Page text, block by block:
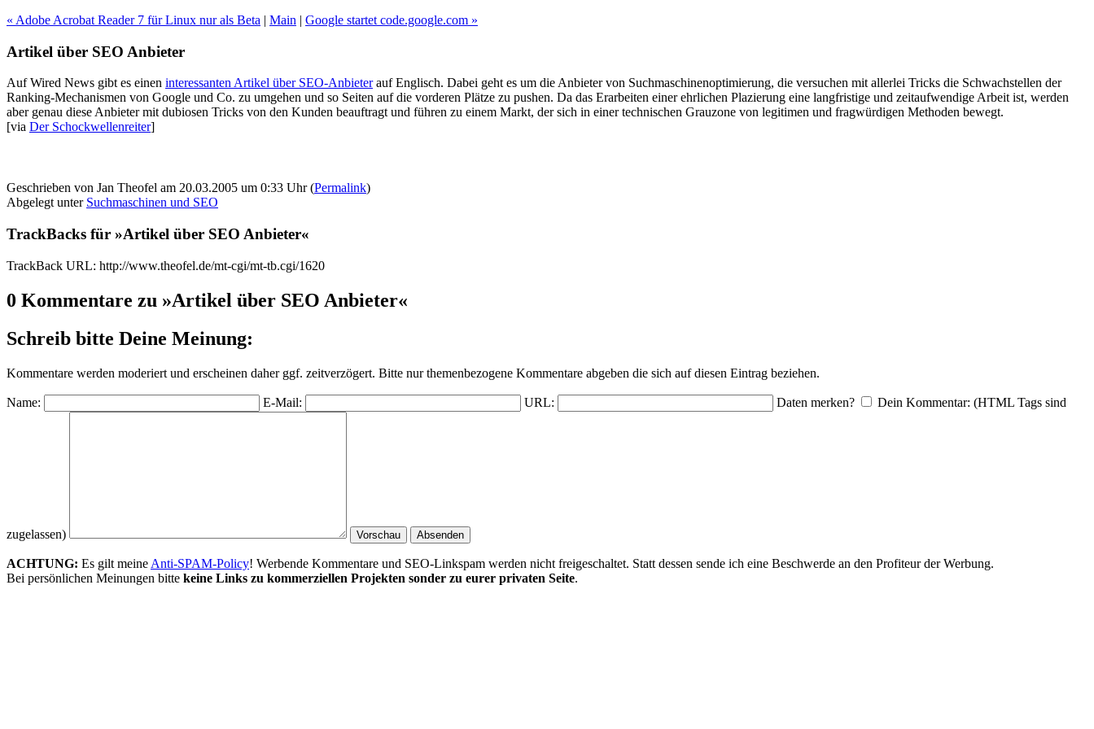
« Adobe Acrobat Reader 7 für Linux nur als Beta | Main | Google startet code.google.com »
Artikel über SEO Anbieter
Auf Wired News gibt es einen interessanten Artikel über SEO-Anbieterauf Englisch. Dabei geht es um die Anbieter von Suchmaschinenoptimierung, die versuchen mit allerlei Tricks die Schwachstellen der
Ranking-Mechanismen von Google und Co. zu umgehen und so Seiten auf die vorderen Plätze zu pushen. Da das Erarbeiten einer ehrlichen Plazierung eine langfristige und zeitaufwendige Arbeit ist, werden
aber genau diese Anbieter mit dubiosen Tricks von den Kunden beauftragt und führen zu einem Markt, der sich in einer technischen Grauzone von legitimen und fragwürdigen Methoden bewegt.
[via Der Schockwellenreiter]
Geschrieben von Jan Theofel am 20.03.2005 um 0:33 Uhr (Permalink)
Abgelegt unter Suchmaschinen und SEO
TrackBacks für »Artikel über SEO Anbieter«
TrackBack URL: http://www.theofel.de/mt-cgi/mt-tb.cgi/1620
0 Kommentare zu »Artikel über SEO Anbieter«
Schreib bitte Deine Meinung:
Kommentare werden moderiert und erscheinen daher ggf. zeitverzögert. Bitte nur themenbezogene Kommentare abgeben die sich auf diesen Eintrag beziehen.
Name: E-Mail: URL: Daten merken? Dein Kommentar: (HTML Tags sind
zugelassen)
ACHTUNG: Es gilt meine Anti-SPAM-Policy! Werbende Kommentare und SEO-Linkspam werden nicht freigeschaltet. Statt dessen sende ich eine Beschwerde an den Profiteur der Werbung.
Bei persönlichen Meinungen bitte keine Links zu kommerziellen Projekten sonder zu eurer privaten Seite.